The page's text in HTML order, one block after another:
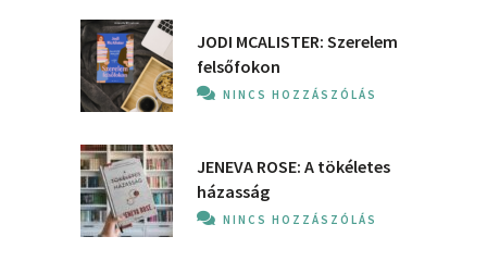
JODI MCALISTER: Szerelem
felsőfokon
NINCS HOZZÁSZÓLÁS
JENEVA ROSE: A ​tökéletes
házasság
NINCS HOZZÁSZÓLÁS